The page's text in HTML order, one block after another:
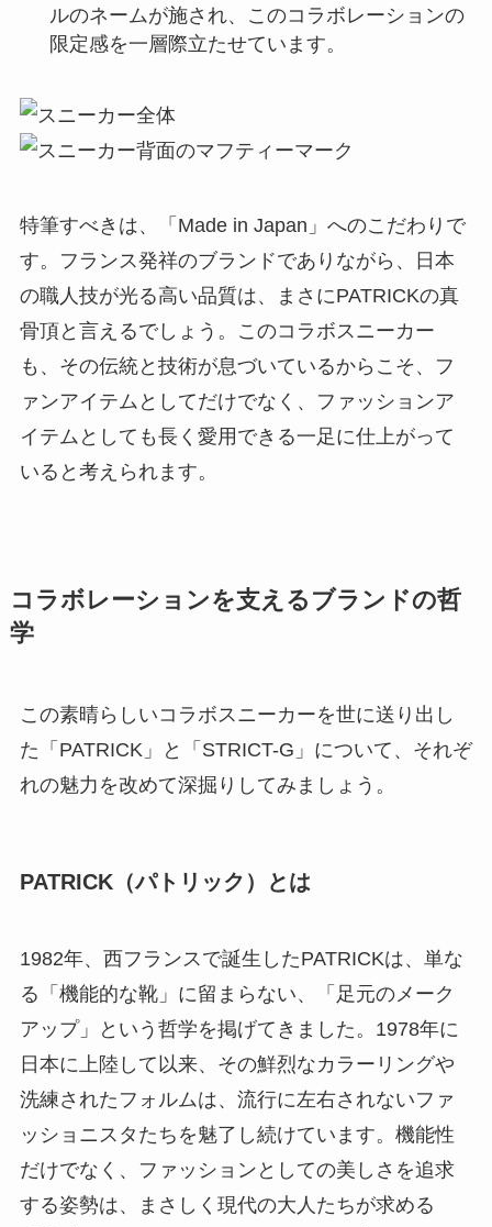
ルのネームが施され、このコラボレーションの
限定感を一層際立たせています。
特筆すべきは、「Made in Japan」へのこだわりで
す。フランス発祥のブランドでありながら、日本
の職人技が光る高い品質は、まさにPATRICKの真
骨頂と言えるでしょう。このコラボスニーカー
も、その伝統と技術が息づいているからこそ、フ
ァンアイテムとしてだけでなく、ファッションア
イテムとしても長く愛用できる一足に仕上がって
いると考えられます。
コラボレーションを支えるブランドの哲
学
この素晴らしいコラボスニーカーを世に送り出し
た「PATRICK」と「STRICT-G」について、それぞ
れの魅力を改めて深掘りしてみましょう。
PATRICK（パトリック）とは
1982年、西フランスで誕生したPATRICKは、単な
る「機能的な靴」に留まらない、「足元のメーク
アップ」という哲学を掲げてきました。1978年に
日本に上陸して以来、その鮮烈なカラーリングや
洗練されたフォルムは、流行に左右されないファ
ッショニスタたちを魅了し続けています。機能性
だけでなく、ファッションとしての美しさを追求
する姿勢は、まさしく現代の大人たちが求める